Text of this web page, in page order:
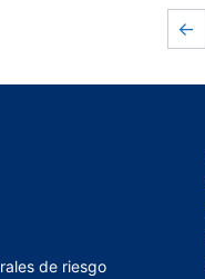
←
de riesgo